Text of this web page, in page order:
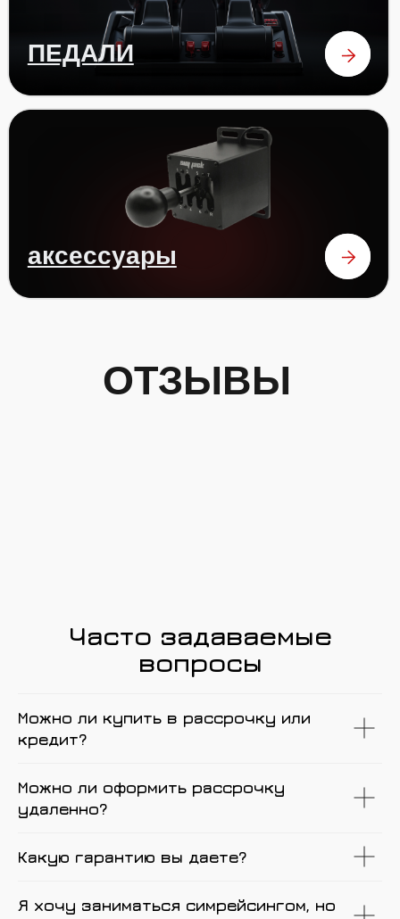
Часто задаваемые
вопросы
Можно ли купить в рассрочку или
кредит?
Можно ли оформить рассрочку
удаленно?
Какую гарантию вы даете?
Я хочу заниматься симрейсингом, но